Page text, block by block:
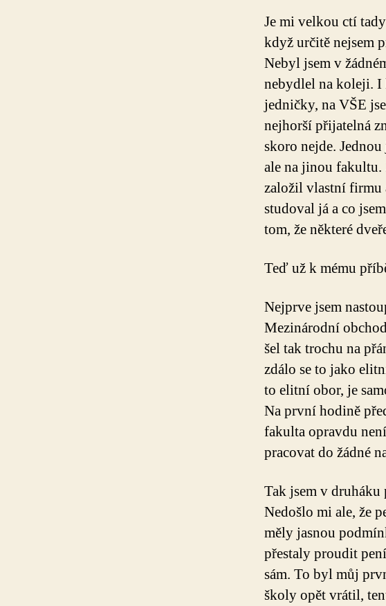
Je mi velkou ctí
když určitě nejsem
Nebyl jsem v
nebydlel na koleji. I
jedničky, na VŠE
nejhorší přijatelná
skoro nejde.
ale na jinou
založil vlastní firmu
studoval já a co
tom, že některé
Teď už k mému
Nejprve jsem
Mezinárodní
šel tak trochu na
zdálo se to jako
to elitní obor, je
Na první hodině
fakulta opravdu
pracovat do žádné
Tak jsem v
Nedošlo mi ale, že
měly jasnou
přestaly proudit
sám. To byl můj
školy opět vrátil,